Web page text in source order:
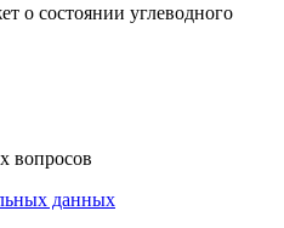
о состоянии углеводного
вопросов
данных